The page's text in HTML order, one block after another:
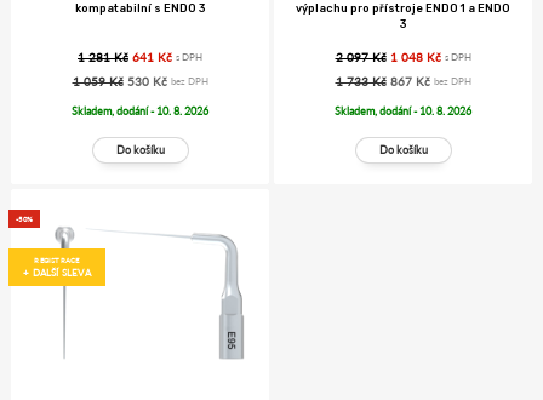
kompatabilní s ENDO 3
1 281 Kč 641 Kč s DPH
1 059 Kč 530 Kč bez DPH
Skladem, dodání - 10. 8. 2026
výplachu pro přístroje ENDO 1 a ENDO
3
2 097 Kč 1 048 Kč s DPH
1 733 Kč 867 Kč bez DPH
Skladem, dodání - 10. 8. 2026
-50%
REGISTRACE
+ DALŠÍ SLEVA